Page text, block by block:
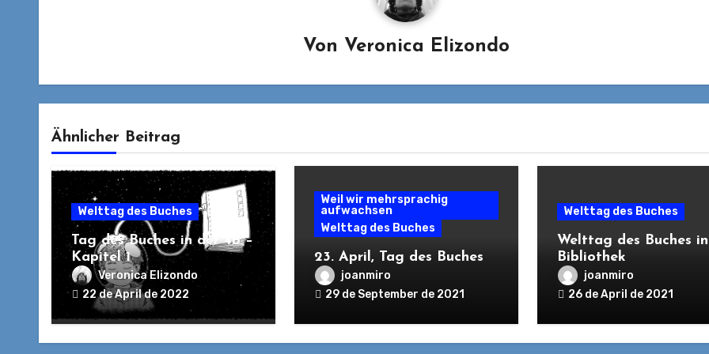
Von Veronica Elizondo
Ähnlicher Beitrag
Welttag des Buches
Tag des Buches in der 4b –
Kapitel 1
Veronica Elizondo
22 de April de 2022
Weil wir mehrsprachig
aufwachsen
Welttag des Buches
23. April, Tag des Buches
joanmiro
29 de September de 2021
Welttag des Buches
Welttag des Buches
Bibliothek
joanmiro
26 de April de 2021